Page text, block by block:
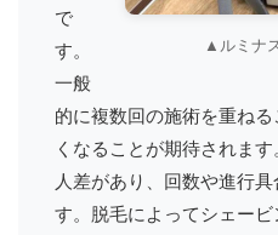
▲ルミナ
で
す。
一般
的に複数回の施術を重ね
くなることが期待されま
人差があり、回数や進行
す。脱毛によってシェー